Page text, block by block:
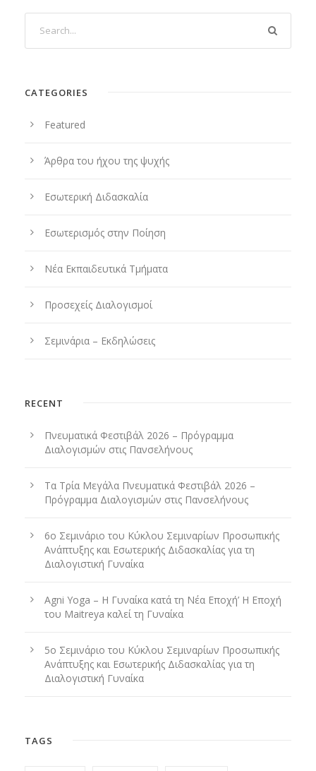
CATEGORIES
Featured
Άρθρα του ήχου της ψυχής
Εσωτερική Διδασκαλία
Εσωτερισμός στην Ποίηση
Νέα Εκπαιδευτικά Τμήματα
Προσεχείς Διαλογισμοί
Σεμινάρια – Εκδηλώσεις
RECENT
Πνευματικά Φεστιβάλ 2026 – Πρόγραμμα
Διαλογισμών στις Πανσελήνους
Τα Τρία Μεγάλα Πνευματικά Φεστιβάλ 2026 –
Πρόγραμμα Διαλογισμών στις Πανσελήνους
6ο Σεμινάριο του Κύκλου Σεμιναρίων Προσωπικής
Ανάπτυξης και Εσωτερικής Διδασκαλίας για τη
Διαλογιστική Γυναίκα
Agni Yoga – Η Γυναίκα κατά τη Νέα Εποχή’ Η Εποχή
του Maitreya καλεί τη Γυναίκα
5ο Σεμινάριο του Κύκλου Σεμιναρίων Προσωπικής
Ανάπτυξης και Εσωτερικής Διδασκαλίας για τη
Διαλογιστική Γυναίκα
TAGS